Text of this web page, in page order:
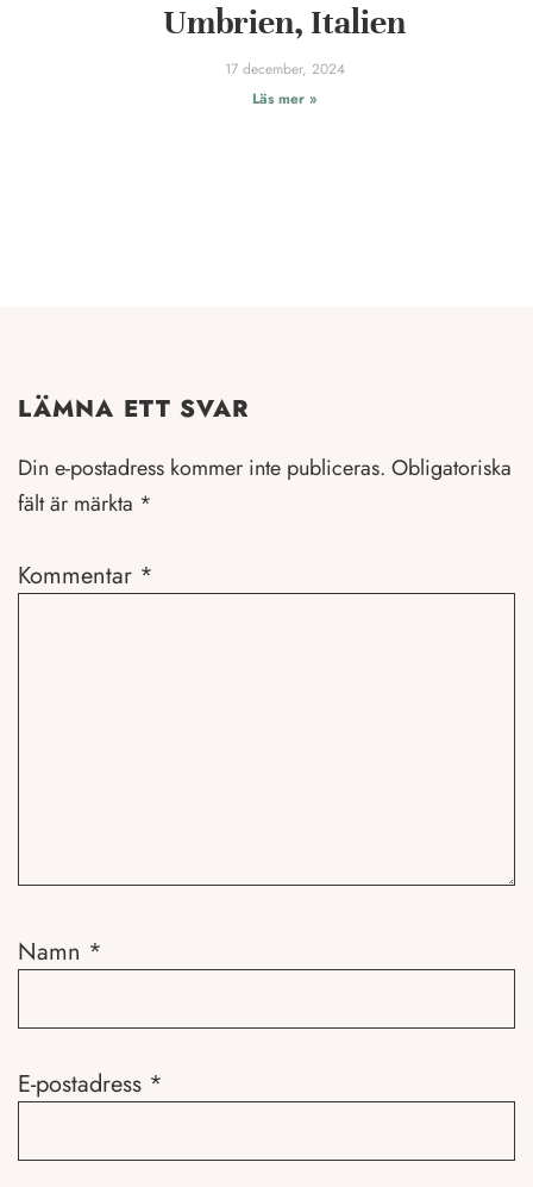
Umbrien, Italien
17 december, 2024
Läs mer »
LÄMNA ETT SVAR
Din e-postadress kommer inte publiceras. Obligatoriska
fält är märkta *
Kommentar *
Namn *
E-postadress *